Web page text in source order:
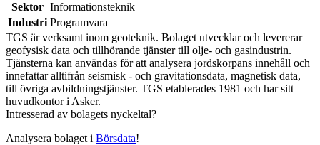
Sektor Informationsteknik
Industri Programvara
TGS är verksamt inom geoteknik. Bolaget utvecklar och levererar
geofysisk data och tillhörande tjänster till olje- och gasindustrin.
Tjänsterna kan användas för att analysera jordskorpans innehåll och
innefattar alltifrån seismisk - och gravitationsdata, magnetisk data,
till övriga avbildningstjänster. TGS etablerades 1981 och har sitt
huvudkontor i Asker.
Intresserad av bolagets nyckeltal?
Analysera bolaget i Börsdata!